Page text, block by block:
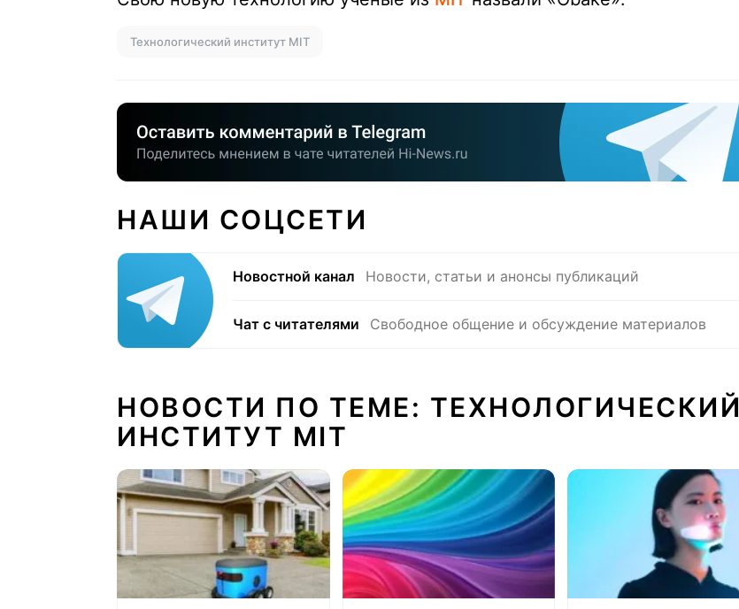
Технологический институт MIT
НАШИ СОЦСЕТИ
Новостной канал Новости, статьи и анонсы публикаций
Чат с читателями Свободное общение и обсуждение материалов
НОВОСТИ ПО ТЕМЕ: ТЕХНОЛОГИЧЕСКИЙ
ИНСТИТУТ MIT